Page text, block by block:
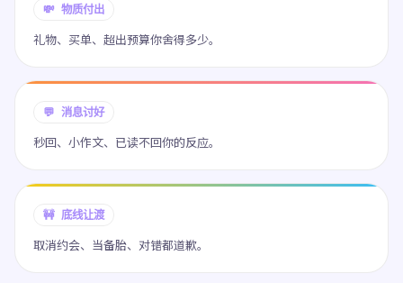
💸 物质付出
礼物、买单、超出预算你舍得多少。
💬 消息讨好
秒回、小作文、已读不回你的反应。
🚧 底线让渡
取消约会、当备胎、对错都道歉。